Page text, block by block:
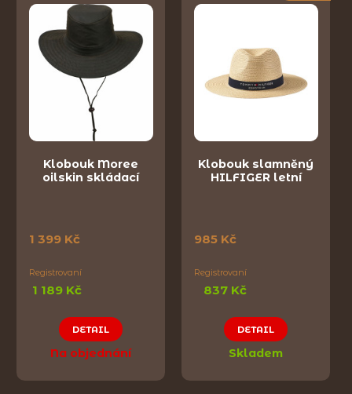
Klobouk Moree
oilskin skládací
1 399 Kč
Registrovaní
1 189 Kč
DETAIL
Na objednání
Klobouk slamněný
HILFIGER letní
985 Kč
Registrovaní
837 Kč
DETAIL
Skladem